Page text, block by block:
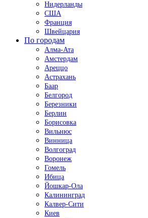
Нидерланды
США
Франция
Швейцария
По городам
Алма-Ата
Амстердам
Ареццо
Астрахань
Баар
Белгород
Березники
Берлин
Борисовка
Вильнюс
Винница
Волгоград
Воронеж
Гомель
Ибица
Йошкар-Ола
Калининград
Калвер-Сити
Киев